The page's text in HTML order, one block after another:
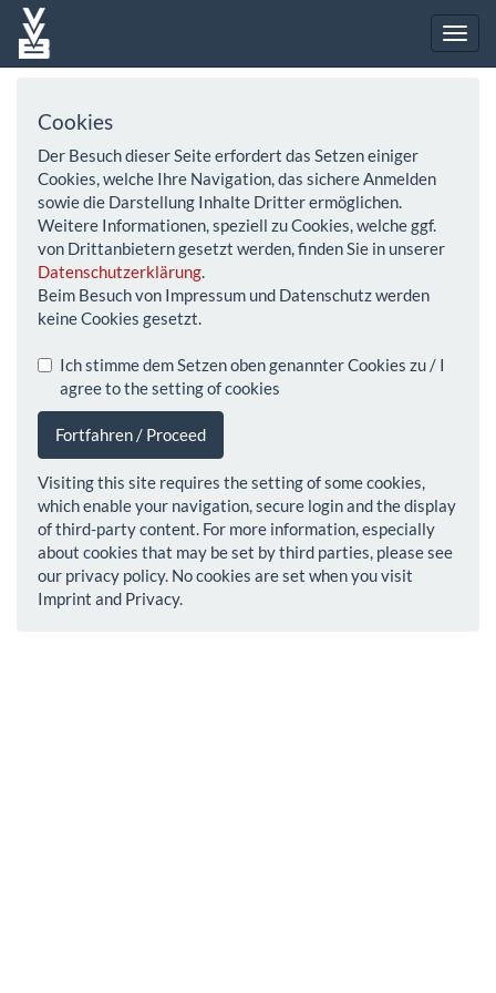
Cookies
Der Besuch dieser Seite erfordert das Setzen einiger
Cookies, welche Ihre Navigation, das sichere Anmelden
sowie die Darstellung Inhalte Dritter ermöglichen.
Weitere Informationen, speziell zu Cookies, welche ggf.
von Drittanbietern gesetzt werden, finden Sie in unserer
Datenschutzerklärung.
Beim Besuch von Impressum und Datenschutz werden
keine Cookies gesetzt.
Ich stimme dem Setzen oben genannter Cookies zu / I
agree to the setting of cookies
Fortfahren / Proceed
Visiting this site requires the setting of some cookies,
which enable your navigation, secure login and the display
of third-party content. For more information, especially
about cookies that may be set by third parties, please see
our privacy policy. No cookies are set when you visit
Imprint and Privacy.